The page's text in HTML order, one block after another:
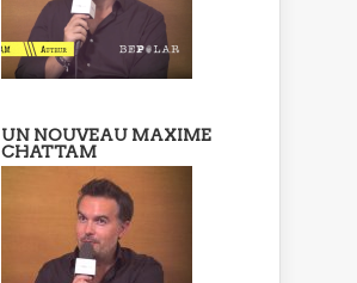
UN NOUVEAU MAXIME
CHATTAM